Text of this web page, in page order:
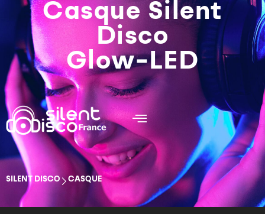
Casque Silent
Disco
Glow-LED
SILENT DISCO CASQUE